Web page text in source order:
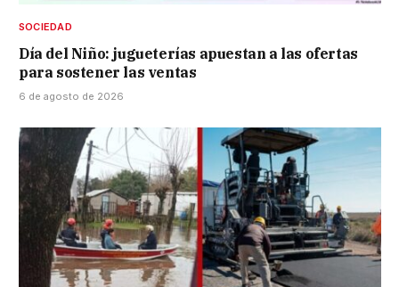
SOCIEDAD
Día del Niño: jugueterías apuestan a las ofertas
para sostener las ventas
6 de agosto de 2026